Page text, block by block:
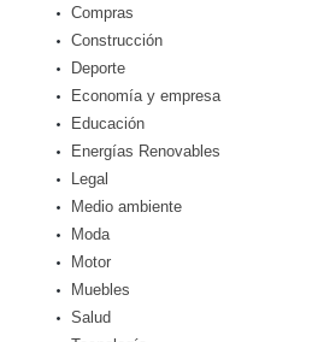
Compras
Construcción
Deporte
Economía y empresa
Educación
Energías Renovables
Legal
Medio ambiente
Moda
Motor
Muebles
Salud